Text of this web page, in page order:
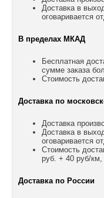
Доставка в
оговаривается
В пределах МКАД
Бесплатная
сумме заказа
Стоимость
Доставка по
Доставка
Доставка в
оговаривается
Стоимость
руб. + 40 руб/км,
Доставка по России